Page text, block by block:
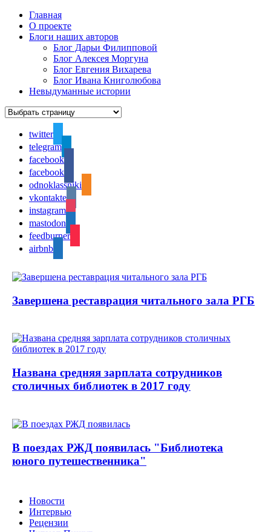
Главная
О проекте
Блоги наших авторов
Блог Дарьи Филипповой
Блог Алексея Моргуна
Блог Евгения Вихарева
Блог Ивана Книголюбова
Невыдуманные истории
twitter
telegram
facebook
facebook
odnoklassniki
vkontakte
instagram
mastodon
feedburner
airbnb
Завершена реставрация читального зала РГБ
Названа средняя зарплата сотрудников
столичных библиотек в 2017 году
В поездах РЖД появилась "Библиотека
юного путешественника"
Новости
Интервью
Рецензии